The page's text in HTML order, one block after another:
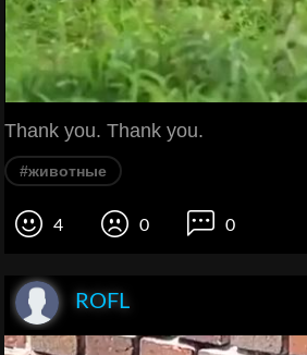
Thank you. Thank you.
#животные
4 0 0
ROFL